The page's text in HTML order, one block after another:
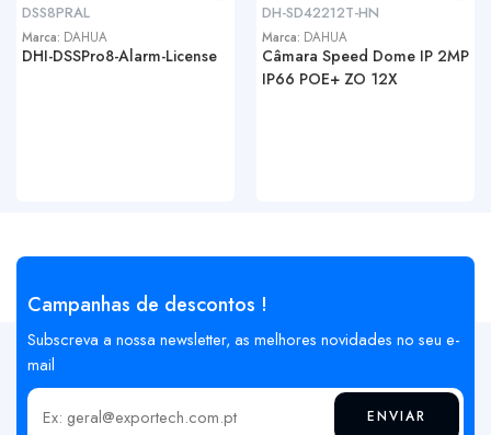
DSS8PRAL
Marca: DAHUA
DHI-DSSPro8-Alarm-License
DH-SD42212T-HN
Marca: DAHUA
Câmara Speed Dome IP 2MP
IP66 POE+ ZO 12X
Campanhas de descontos !
Subscreva a nossa newsletter, as melhores novidades no seu e-
mail
Insira o seu email ENVIAR